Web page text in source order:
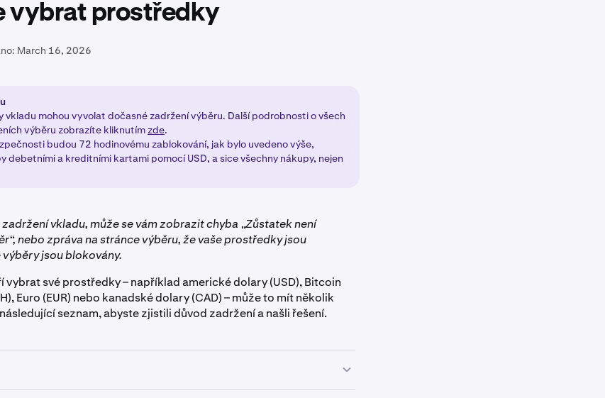
vybrat prostředky
March 16, 2026
vkladu mohou vyvolat dočasné zadržení výběru. Další podrobnosti o všech
výběru zobrazíte kliknutím zde.
budou 72 hodinovému zablokování, jak bylo uvedeno výše,
debetními a kreditními kartami pomocí USD, a sice všechny nákupy, nejen
zadržení vkladu, může se vám zobrazit chyba „Zůstatek není
nebo zpráva na stránce výběru, že vaše prostředky jsou
výběry jsou blokovány.
vybrat své prostředky – například americké dolary (USD), Bitcoin
Euro (EUR) nebo kanadské dolary (CAD) – může to mít několik
seznam, abyste zjistili důvod zadržení a našli řešení.